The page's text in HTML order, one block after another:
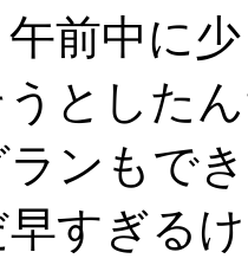
前中に
とした
ンもで
すぎる